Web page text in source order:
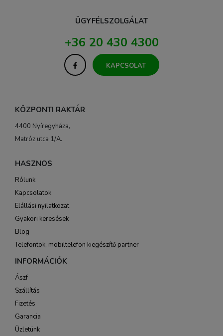
ÜGYFÉLSZOLGÁLAT
+36 20 430 4300
KAPCSOLAT
KÖZPONTI RAKTÁR
4400 Nyíregyháza,
Matróz utca 1/A.
HASZNOS
Rólunk
Kapcsolatok
Elállási nyilatkozat
Gyakori keresések
Blog
Telefontok, mobiltelefon kiegészítő partner
INFORMÁCIÓK
Ászf
Szállítás
Fizetés
Garancia
Üzletünk